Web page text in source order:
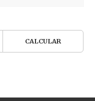
CALCULAR